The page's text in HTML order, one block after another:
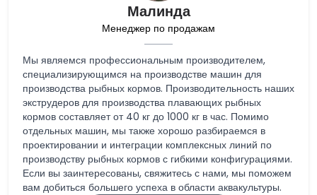
Малинда
Менеджер по продажам
Мы являемся профессиональным производителем,
специализирующимся на производстве машин для
производства рыбных кормов. Производительность наших
экструдеров для производства плавающих рыбных
кормов составляет от 40 кг до 1000 кг в час. Помимо
отдельных машин, мы также хорошо разбираемся в
проектировании и интеграции комплексных линий по
производству рыбных кормов с гибкими конфигурациями.
Если вы заинтересованы, свяжитесь с нами, мы поможем
вам добиться большего успеха в области аквакультуры.